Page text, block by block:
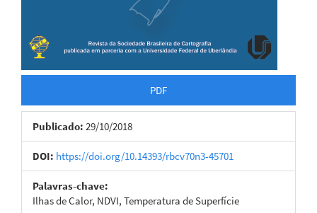
PDF
Publicado: 29/10/2018
DOI: https://doi.org/10.14393/rbcv70n3-45701
Palavras-chave:
Ilhas de Calor, NDVI, Temperatura de Superfície